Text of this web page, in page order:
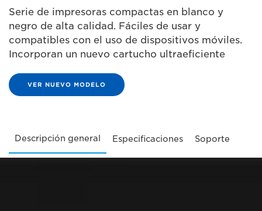
Serie de impresoras compactas en blanco y
negro de alta calidad. Fáciles de usar y
compatibles con el uso de dispositivos móviles.
Incorporan un nuevo cartucho ultraeficiente
VER NUEVO MODELO
Descripción general Especificaciones Soporte